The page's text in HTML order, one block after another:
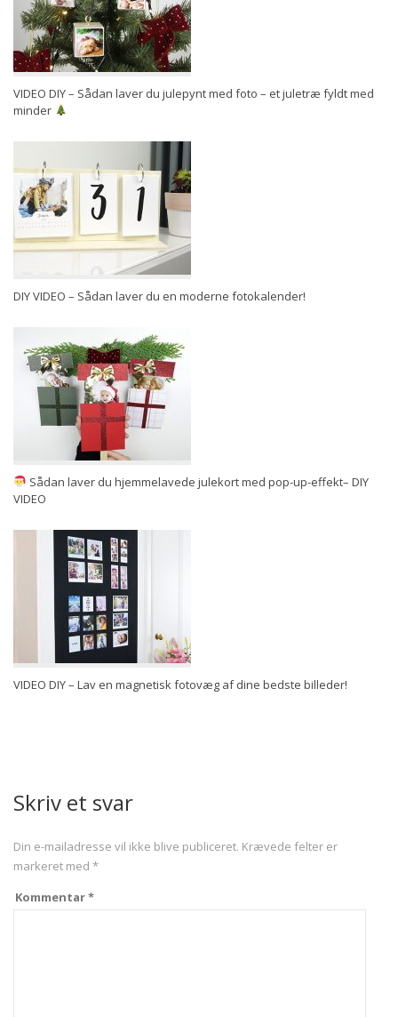
VIDEO DIY – Sådan laver du julepynt med foto – et juletræ fyldt med
minder
DIY VIDEO – Sådan laver du en moderne fotokalender!
Sådan laver du hjemmelavede julekort med pop-up-effekt– DIY
VIDEO
VIDEO DIY – Lav en magnetisk fotovæg af dine bedste billeder!
Skriv et svar
Din e-mailadresse vil ikke blive publiceret. Krævede felter er
markeret med *
Kommentar*